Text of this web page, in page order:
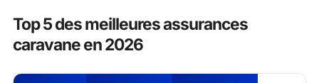
Top 5 des meilleures assurances
caravane en 2026